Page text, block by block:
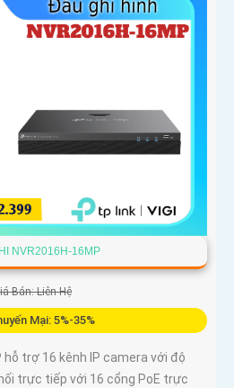
NVR2016H-16MP
Bán: Liên Hệ
Mại: 5%-35%
hỗ trợ 16 kênh IP camera với độ
trực tiếp với 16 cổng PoE trực